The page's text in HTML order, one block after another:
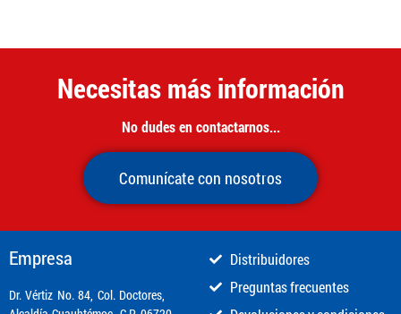
Necesitas más información
No dudes en contactarnos...
Comunícate con nosotros
Empresa
​Dr. Vértiz No. 84, Col. Doctores,
Distribuidores
Preguntas frecuentes